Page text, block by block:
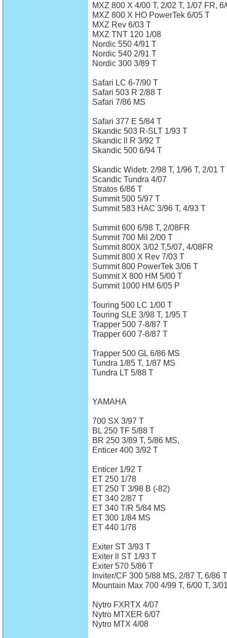
MXZ 800 X 4/00 T, 2/02 T, 1/07 FR,
MXZ 800 X HO PowerTek 6/05 T
MXZ Rev 6/03 T
MXZ TNT 120 1/08
Nordic 550 4/91 T
Nordic 540 2/91 T
Nordic 300 3/89 T
Safari LC 6-7/90 T
Safari 503 R 2/88 T
Safari 7/86 MS
Safari 377 E 5/84 T
Skandic 503 R-SLT 1/93 T
Skandic ll R 3/92 T
Skandic 500 6/94 T
Skandic Widetr. 2/98 T, 1/96 T, 2/01 T
Scandic Tundra 4/07
Stratos 6/86 T
Summit 500 5/97 T
Summit 583 HAC 3/96 T, 4/93 T
Summit 600 6/98 T, 2/08FR
Summit 700 Mil 2/00 T
Summit 800X 3/02 T,5/07, 4/08FR
Summit 800 X Rev 7/03 T
Summit 800 PowerTek 3/06 T
Summit X 800 HM 5/00 T
Summit 1000 HM 6/05 P
Touring 500 LC 1/00 T
Touring SLE 3/98 T, 1/95 T
Trapper 500 7-8/87 T
Trapper 600 7-8/87 T
Trapper 500 GL 6/86 MS
Tundra 1/85 T, 1/87 MS
Tundra LT 5/88 T
YAMAHA
700 SX 3/97 T
BL 250 TF 5/88 T
BR 250 3/89 T, 5/86 MS,
Enticer 400 3/92 T
Enticer 1/92 T
ET 250 1/78
ET 250 T 3/98 B (-82)
ET 340 2/87 T
ET 340 T/R 5/84 MS
ET 300 1/84 MS
ET 440 1/78
Exiter ST 3/93 T
Exiter ll ST 1/93 T
Exiter 570 5/86 T
Inviter/CF 300 5/88 MS, 2/87 T, 6/86 T
Mountain Max 700 4/99 T, 6/00 T, 3/
Nytro FXRTX 4/07
Nytro MTXER 6/07
Nytro MTX 4/08